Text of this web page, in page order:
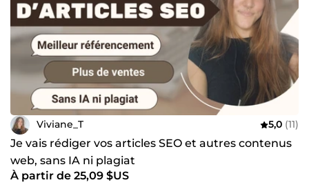
Viviane_T 5,0 (11)
Je vais rédiger vos articles SEO et autres contenus
web, sans IA ni plagiat
À partir de 25,09 $US